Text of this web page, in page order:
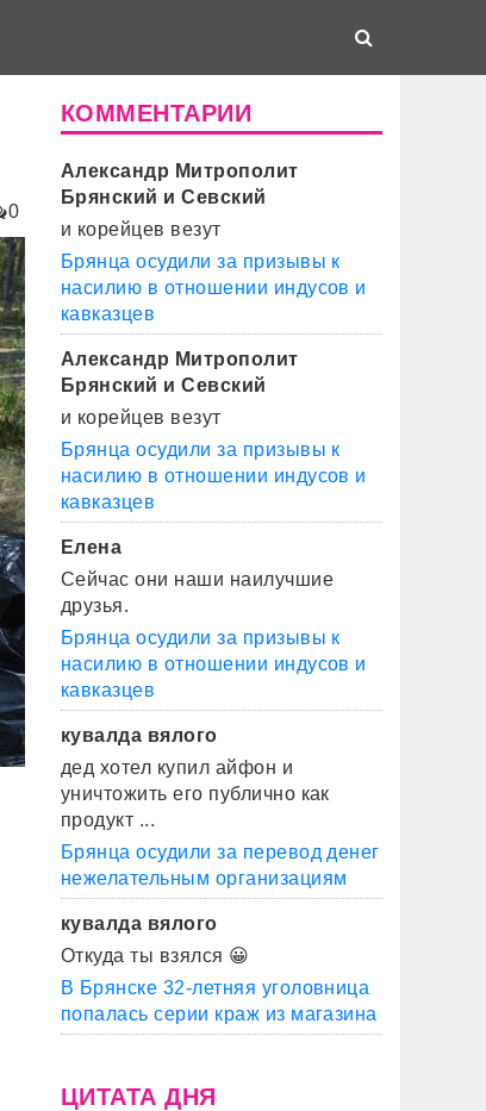
0
КОММЕНТАРИИ
Александр Митрополит
Брянский и Севский
и корейцев везут
Брянца осудили за призывы к
насилию в отношении индусов и
кавказцев
Александр Митрополит
Брянский и Севский
и корейцев везут
Брянца осудили за призывы к
насилию в отношении индусов и
кавказцев
Елена
Сейчас они наши наилучшие
друзья.
Брянца осудили за призывы к
насилию в отношении индусов и
кавказцев
кувалда вялого
дед хотел купил айфон и
уничтожить его публично как
продукт ...
Брянца осудили за перевод денег
нежелательным организациям
кувалда вялого
Откуда ты взялся 😀
В Брянске 32-летняя уголовница
попалась серии краж из магазина
ЦИТАТА ДНЯ